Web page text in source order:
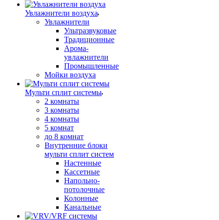
Увлажнители воздуха
Увлажнители
Ультразвуковые
Традиционные
Арома-
увлажнители
Промышленные
Мойки воздуха
Мульти сплит системы
2 комнаты
3 комнаты
4 комнаты
5 комнат
до 8 комнат
Внутренние блоки
мульти сплит систем
Настенные
Кассетные
Напольно-
потолочные
Колонные
Канальные